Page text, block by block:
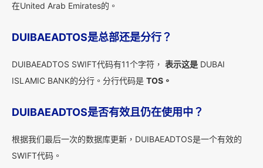
在United Arab Emirates的。
DUIBAEADTOS是总部还是分行？
DUIBAEADTOS SWIFT代码有11个字符， 表示这是 DUBAI
ISLAMIC BANK的分行。分行代码是 TOS。
DUIBAEADTOS是否有效且仍在使用中？
根据我们最后一次的数据库更新，DUIBAEADTOS是一个有效的
SWIFT代码。